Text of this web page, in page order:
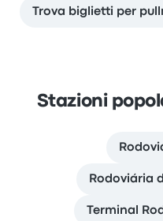
Trova biglietti per
Stazioni
Rodoviária
Terminal